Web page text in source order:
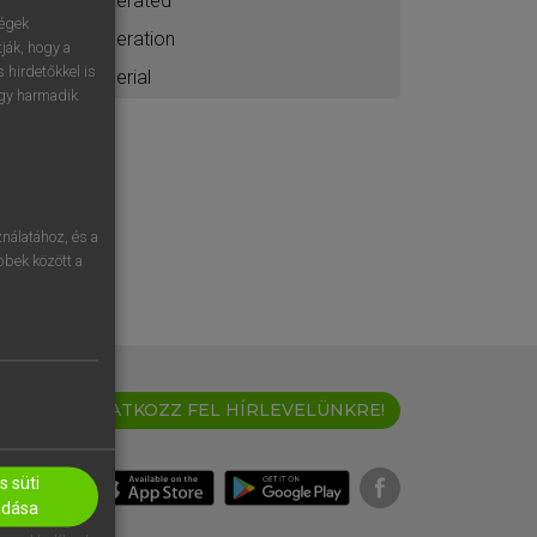
aeration
aerial
IRATKOZZ FEL HÍRLEVELÜNKRE!
hogy a
hirdetőkkel is
harmadik
és a
között a
süti